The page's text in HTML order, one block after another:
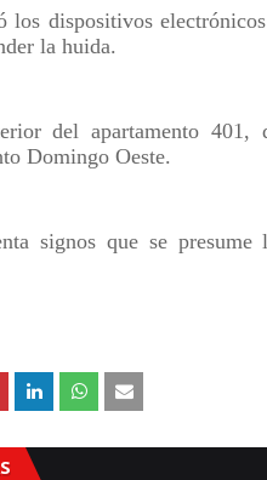
los dispositivos
la huida.
del apartamento
Domingo Oeste.
signos que se presume